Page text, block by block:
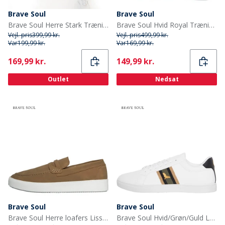
Brave Soul
Brave Soul Herre Stark Træningssæt Sort
Vejl. pris399,99 kr.
Var199,99 kr.
Current
169,99 kr.
Outlet
Brave Soul
Brave Soul Hvid Royal Træningssko til herre
Vejl. pris499,99 kr.
Var169,99 kr.
Current
149,99 kr.
Nedsat
Brave Soul
Brave Soul Herre loafers Lissabon ørken taupe
Brave Soul
Brave Soul Hvid/Grøn/Guld Louie Eagle PU Pumps til herre